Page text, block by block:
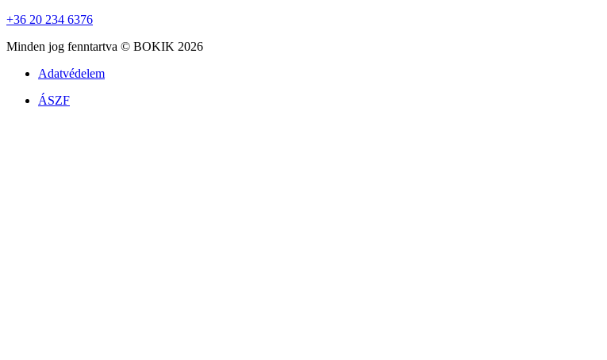
+36 20 234 6376
Minden jog fenntartva © BOKIK 2026
Adatvédelem
ÁSZF